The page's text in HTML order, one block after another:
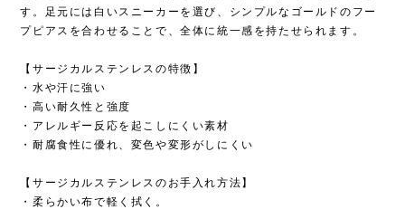
す。足元には白いスニーカーを選び、シンプルなゴールドのフー
プピアスを合わせることで、全体に統一感を持たせられます。
【サージカルステンレスの特徴】
・水や汗に強い
・高い耐久性と強度
・アレルギー反応を起こしにくい素材
・耐腐食性に優れ、変色や変形がしにくい
【サージカルステンレスのお手入れ方法】
・柔らかい布で軽く拭く。